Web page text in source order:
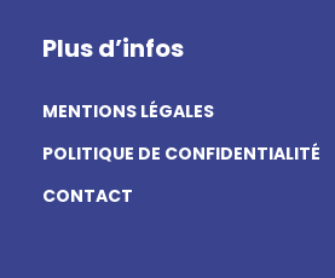
Plus d’infos
MENTIONS LÉGALES
POLITIQUE DE CONFIDENTIALITÉ
CONTACT